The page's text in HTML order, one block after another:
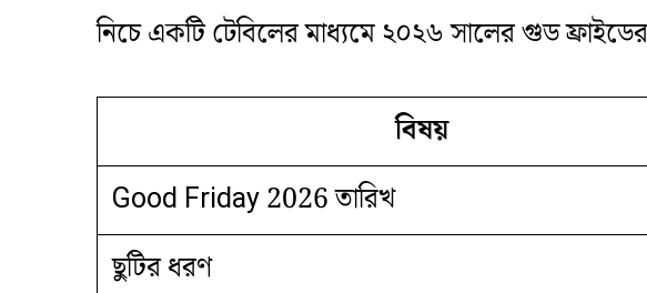
​নিচে একটি টেবিলের মাধ্যমে ২০২৬ সালের গুড
বিষয়
Good Friday 2026 তারিখ
ছুটির ধরণ